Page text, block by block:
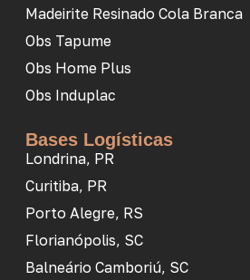
Madeirite Resinado Cola Branca
Obs Tapume
Obs Home Plus
Obs Induplac
Bases Logísticas
Londrina, PR
Curitiba, PR
Porto Alegre, RS
Florianópolis, SC
Balneário Camboriú, SC